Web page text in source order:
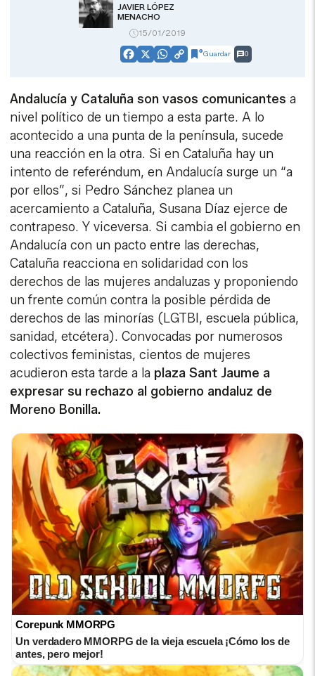
JAVIER LÓPEZ
MENACHO
15/01/2019
Facebook
X WhatsApp
CopyGuardar 0
Andalucía y Cataluña son vasos comunicantes a
nivel político de un tiempo a esta parte. A lo
acontecido a una punta de la península, sucede
una reacción en la otra. Si en Cataluña hay un
intento de referéndum, en Andalucía surge un “a
por ellos”, si Pedro Sánchez planea un
acercamiento a Cataluña, Susana Díaz ejerce de
contrapeso. Y viceversa. Si cambia el gobierno en
Andalucía con un pacto entre las derechas,
Cataluña reacciona en solidaridad con los
derechos de las mujeres andaluzas y proponiendo
un frente común contra la posible pérdida de
derechos de las minorías (LGTBI, escuela pública,
sanidad, etcétera). Convocadas por numerosos
colectivos feministas, cientos de mujeres
acudieron esta tarde a la plaza Sant Jaume a
expresar su rechazo al gobierno andaluz de
Moreno Bonilla.
Corepunk MMORPG
Un verdadero MMORPG de la vieja escuela ¡Cómo los de
antes, pero mejor!